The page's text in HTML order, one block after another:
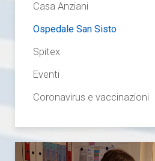
Casa Anziani
Ospedale San Sisto
Spitex
Eventi
Coronavirus e vaccinazioni